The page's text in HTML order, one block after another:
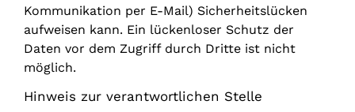
Kommunikation per E-Mail) Sicherheitslücken
aufweisen kann. Ein lückenloser Schutz der
Daten vor dem Zugriff durch Dritte ist nicht
möglich.
Hinweis zur verantwortlichen Stelle